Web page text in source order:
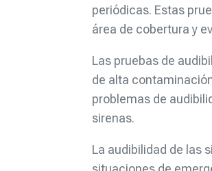
periódicas. Estas
área de cobertura y
Las pruebas de
de alta
problemas de
sirenas.
La audibilidad de las